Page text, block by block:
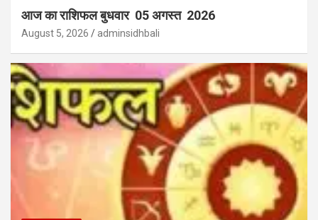
आज का राशिफल बुधवार 05 अगस्त 2026
August 5, 2026 adminsidhbali